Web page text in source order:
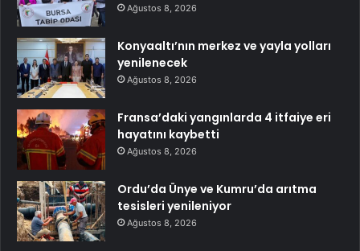
Ağustos 8, 2026
Konyaaltı’nın merkez ve yayla yolları
yenilenecek
Ağustos 8, 2026
Fransa’daki yangınlarda 4 itfaiye eri
hayatını kaybetti
Ağustos 8, 2026
Ordu’da Ünye ve Kumru’da arıtma
tesisleri yenileniyor
Ağustos 8, 2026